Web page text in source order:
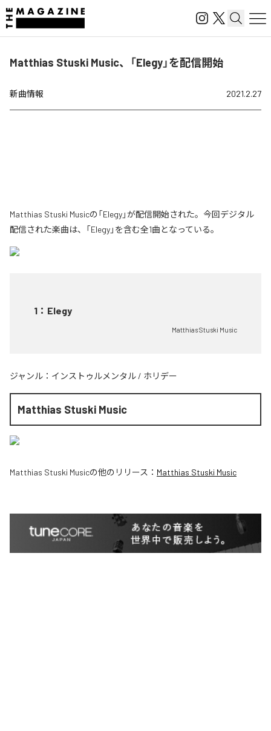
Matthias Stuski Music、「Elegy」を配信開始
新曲情報 2021.2.27
Matthias Stuski Musicの「Elegy」が配信開始された。今回デジタル
配信された楽曲は、「Elegy」を含む全1曲となっている。
1 ： Elegy
Matthias Stuski Music
ジャンル： インストゥルメンタル / ホリデー
Matthias Stuski Music
Matthias Stuski Musicの他のリリース： Matthias Stuski Music